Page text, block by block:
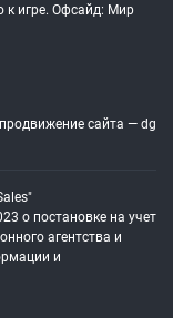
к игре. Офсайд: Мир
сайта — dg
о постановке на учет
агентства и
и